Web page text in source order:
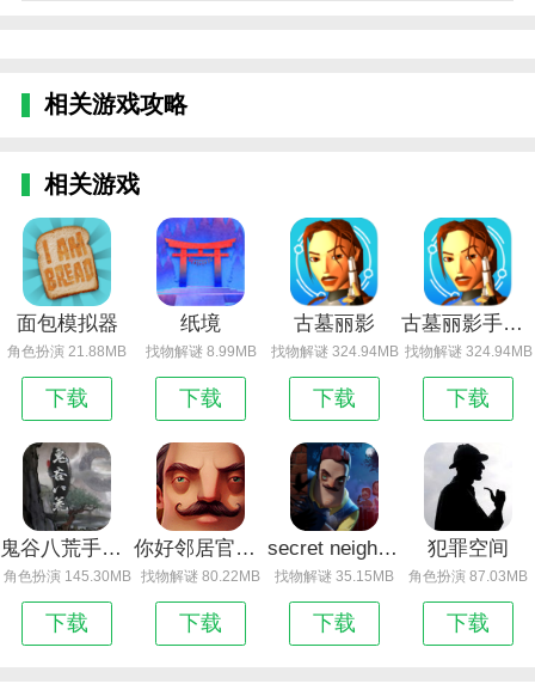
相关游戏攻略
相关游戏
面包模拟器
角色扮演 21.88MB
下载
纸境
找物解谜 8.99MB
下载
古墓丽影
找物解谜 324.94MB
下载
古墓丽影手游安卓版
找物解谜 324.94MB
下载
鬼谷八荒手机版下载
角色扮演 145.30MB
下载
你好邻居官方版正版下载
找物解谜 80.22MB
下载
secret neighbor
找物解谜 35.15MB
下载
犯罪空间
角色扮演 87.03MB
下载